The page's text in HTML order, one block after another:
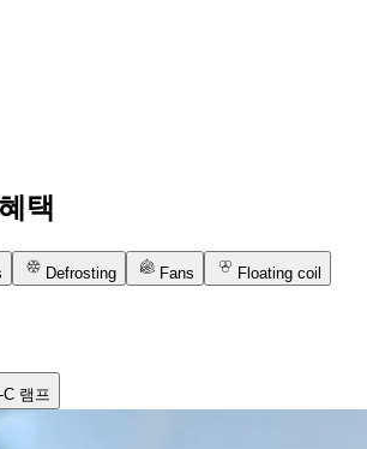
택
Defrosting Fans Floating coil
C 램프